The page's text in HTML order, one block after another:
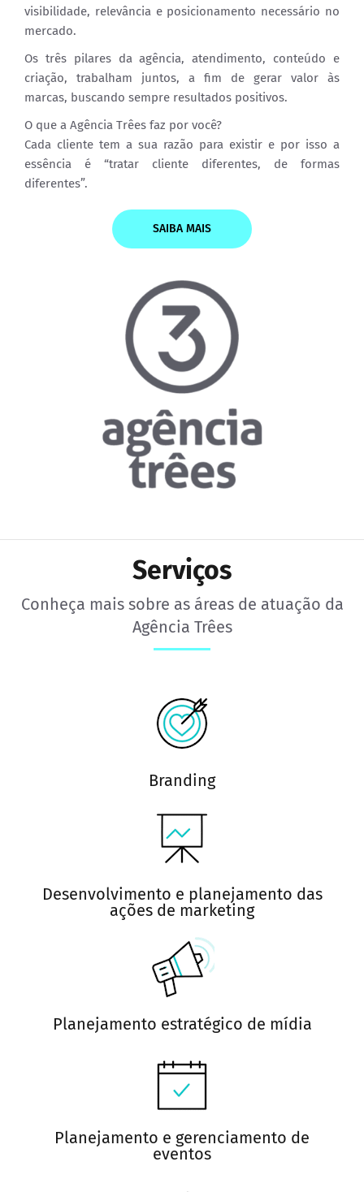
visibilidade, relevância e posicionamento necessário no
mercado.
Os três pilares da agência, atendimento, conteúdo e
criação, trabalham juntos, a fim de gerar valor às
marcas, buscando sempre resultados positivos.
O que a Agência Trêes faz por você?
Cada cliente tem a sua razão para existir e por isso a
essência é “tratar cliente diferentes, de formas
diferentes”.
SAIBA MAIS
Serviços
Conheça mais sobre as áreas de atuação da
Agência Trêes
Branding
Desenvolvimento e planejamento das
ações de marketing
Planejamento estratégico de mídia
Planejamento e gerenciamento de
eventos